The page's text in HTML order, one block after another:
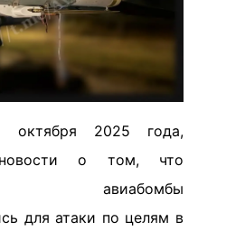
2025 года,
новости о том, что
авиабомбы
для атаки по целям в